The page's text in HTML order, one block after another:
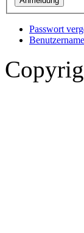
Passwort